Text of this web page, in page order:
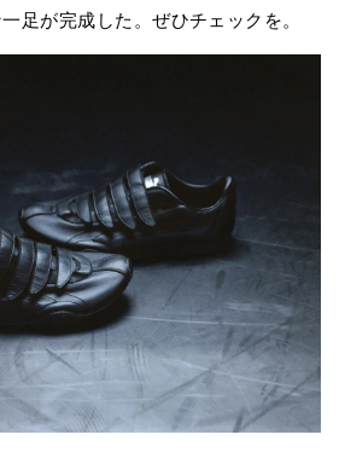
足が完成した。ぜひチェックを。